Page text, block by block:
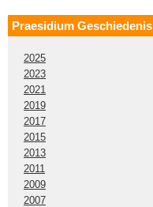
Praesidium Geschiedenis
2025
2023
2021
2019
2017
2015
2013
2011
2009
2007